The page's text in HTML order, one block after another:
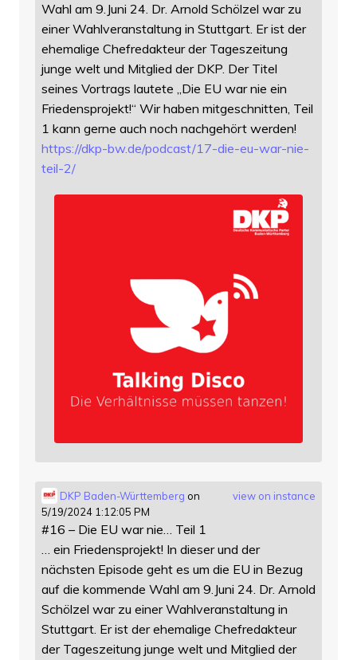
Wahl am 9.Juni 24. Dr. Arnold Schölzel war zu
einer Wahlveranstaltung in Stuttgart. Er ist der
ehemalige Chefredakteur der Tageszeitung
junge welt und Mitglied der DKP. Der Titel
seines Vortrags lautete „Die EU war nie ein
Friedensprojekt!“ Wir haben mitgeschnitten, Teil
1 kann gerne auch noch nachgehört werden!
https://dkp-bw.de/podcast/17-die-eu-war-nie-
teil-2/
view on instance
DKP Baden-Württemberg on
5/19/2024 1:12:05 PM
#16 – Die EU war nie… Teil 1
… ein Friedensprojekt! In dieser und der
nächsten Episode geht es um die EU in Bezug
auf die kommende Wahl am 9.Juni 24. Dr. Arnold
Schölzel war zu einer Wahlveranstaltung in
Stuttgart. Er ist der ehemalige Chefredakteur
der Tageszeitung junge welt und Mitglied der